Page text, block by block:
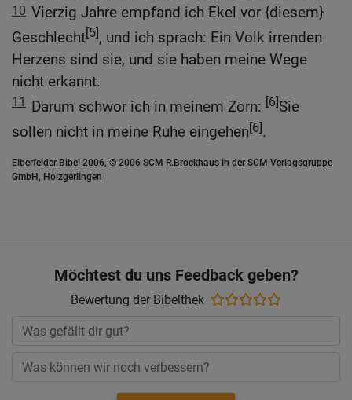
10 Vierzig Jahre empfand ich Ekel vor {diesem}
Geschlecht[5], und ich sprach: Ein Volk irrenden
Herzens sind sie, und sie haben meine Wege
nicht erkannt.
11 Darum schwor ich in meinem Zorn: [6]Sie
sollen nicht in meine Ruhe eingehen[6].
Elberfelder Bibel 2006, © 2006 SCM R.Brockhaus in der SCM Verlagsgruppe
GmbH, Holzgerlingen
Möchtest du uns Feedback geben?
Bewertung der Bibelthek